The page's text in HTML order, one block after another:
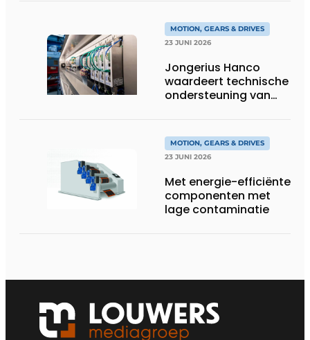
eenheid
MOTION, GEARS & DRIVES
23 JUNI 2026
Jongerius Hanco
waardeert technische
ondersteuning van
MOTION, GEARS & DRIVES
23 JUNI 2026
Met energie-efficiënte
componenten met
lage contaminatie